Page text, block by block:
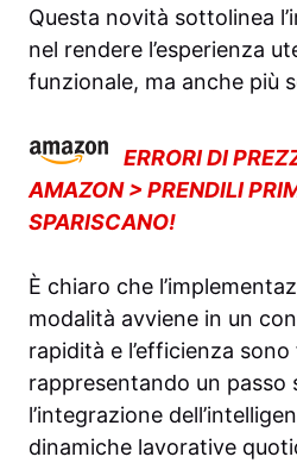
Questa novità sottolinea
nel rendere l’esperienza
funzionale, ma anche più
ERRORI DI
AMAZON > PRENDILI
SPARISCANO!
È chiaro che
modalità avviene in un
rapidità e l’efficienza
rappresentando un passo
l’integrazione
dinamiche lavorative